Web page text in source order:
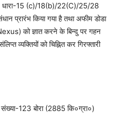
15 (c)/18(b)/22(C)/25/28
प्रारंभ किया गया है तथा अफीम डोडा
को ज्ञात करने के बिन्दु पर गहन
व्यक्तियों को चिह्नित कर गिरफ्तारी
संख्या-123 बोरा (2885 कि०ग्रा०)